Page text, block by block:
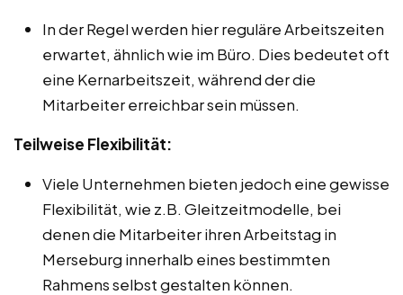
In der Regel werden hier reguläre Arbeitszeiten
erwartet, ähnlich wie im Büro. Dies bedeutet oft
eine Kernarbeitszeit, während der die
Mitarbeiter erreichbar sein müssen.
Teilweise Flexibilität:
Viele Unternehmen bieten jedoch eine gewisse
Flexibilität, wie z.B. Gleitzeitmodelle, bei
denen die Mitarbeiter ihren Arbeitstag in
Merseburg innerhalb eines bestimmten
Rahmens selbst gestalten können.